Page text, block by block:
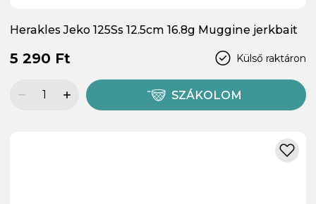
Herakles Jeko 125Ss 12.5cm 16.8g Muggine jerkbait
Külső raktáron
5 290 Ft
SZÁKOLOM